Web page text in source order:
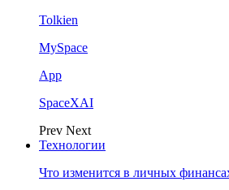
Tolkien
MySpace
App
SpaceXAI
Prev Next
Технологии
Что изменится в личных